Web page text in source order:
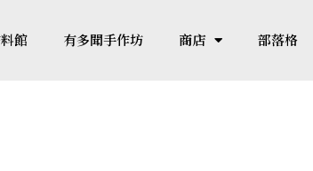
館 有多聞手作坊 商店 部落格